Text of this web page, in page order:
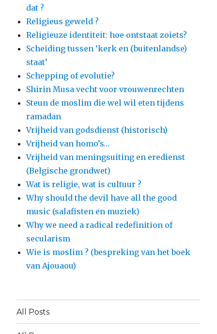
dat ?
Religieus geweld ?
Religieuze identiteit: hoe ontstaat zoiets?
Scheiding tussen ‘kerk en (buitenlandse)
staat’
Schepping of evolutie?
Shirin Musa vecht voor vrouwenrechten
Steun de moslim die wel wil eten tijdens
ramadan
Vrijheid van godsdienst (historisch)
Vrijheid van homo’s…
Vrijheid van meningsuiting en eredienst
(Belgische grondwet)
Wat is religie, wat is cultuur ?
Why should the devil have all the good
music (salafisten en muziek)
Why we need a radical redefinition of
secularism
Wie is moslim ? (bespreking van het boek
van Ajouaou)
All Posts